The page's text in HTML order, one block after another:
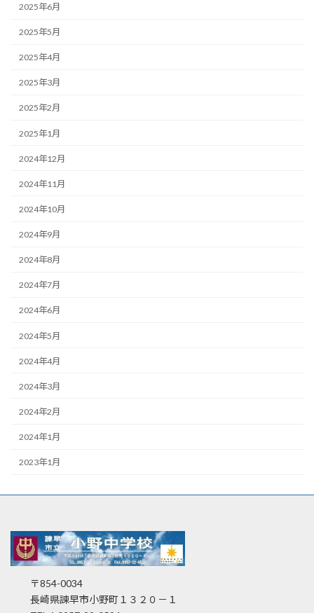
2025年6月
2025年5月
2025年4月
2025年3月
2025年2月
2025年1月
2024年12月
2024年11月
2024年10月
2024年9月
2024年8月
2024年7月
2024年6月
2024年5月
2024年4月
2024年3月
2024年2月
2024年1月
2023年1月
〒854-0034
長崎県諫早市小野町１３２０－１